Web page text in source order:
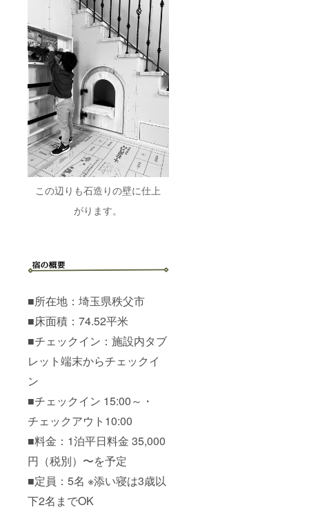
この辺りも石造りの壁に仕上
がります。
■所在地：埼玉県秩父市
■床面積：74.52平米
■チェックイン：施設内タブ
レット端末からチェックイ
ン
■チェックイン 15:00～・
チェックアウト10:00
■料金：1泊平日料金 35,000
円（税別）〜を予定
■定員：5名 ※添い寝は3歳以
下2名までOK